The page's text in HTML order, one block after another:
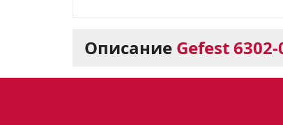
Описание Gefest 6302-